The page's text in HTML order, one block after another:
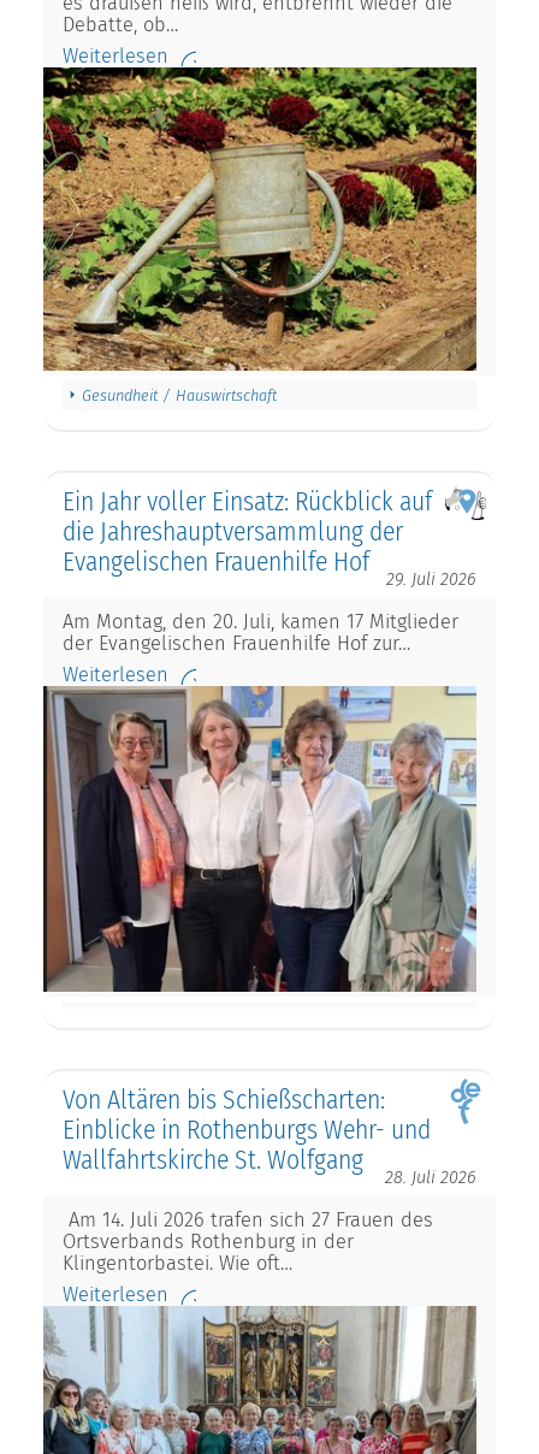
Debatte, ob…
Weiterlesen
Gesundheit / Hauswirtschaft
Ein Jahr voller Einsatz: Rückblick auf
die Jahreshauptversammlung der
Evangelischen Frauenhilfe Hof
29. Juli 2026
Am Montag, den 20. Juli, kamen 17 Mitglieder
der Evangelischen Frauenhilfe Hof zur…
Weiterlesen
Von Altären bis Schießscharten:
Einblicke in Rothenburgs Wehr- und
Wallfahrtskirche St. Wolfgang
28. Juli 2026
Am 14. Juli 2026 trafen sich 27 Frauen des
Ortsverbands Rothenburg in der
Klingentorbastei. Wie oft…
Weiterlesen